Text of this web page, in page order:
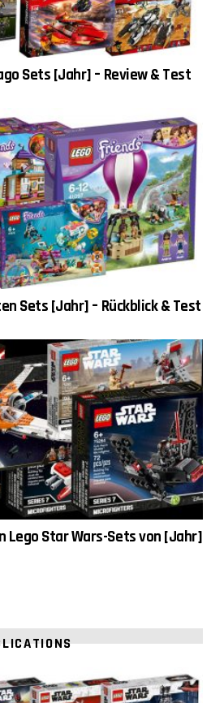
Sets [Jahr] – Review & Test
Sets [Jahr] – Rückblick & Test
Lego Star Wars-Sets von [Jahr]